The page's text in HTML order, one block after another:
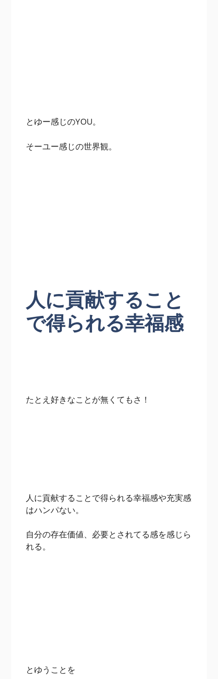
とゆー感じのYOU。
そーユー感じの世界観。
人に貢献すること
で得られる幸福感
たとえ好きなことが無くてもさ！
人に貢献することで得られる幸福感や充実感
はハンパない。
自分の存在価値、必要とされてる感を感じら
れる。
とゆうことを